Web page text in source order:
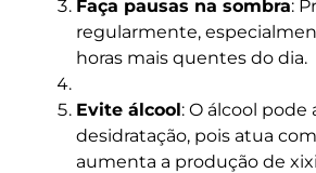
Faça pausas na sombra:
regularmente,
horas mais quentes do dia.
Evite álcool: O álcool pode
desidratação, pois atua
aumenta a produção de